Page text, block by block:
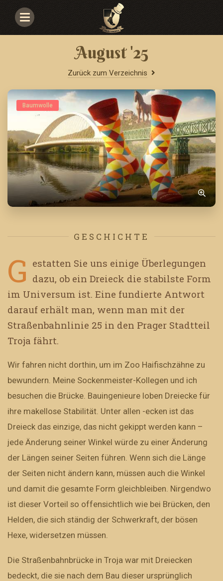
Navigace
August '25
Zurück zum Verzeichnis
Baumwolle
GESCHICHTE
G estatten Sie uns einige Überlegungen
dazu, ob ein Dreieck die stabilste Form
im Universum ist. Eine fundierte Antwort
darauf erhält man, wenn man mit der
Straßenbahnlinie 25 in den Prager Stadtteil
Troja fährt.
Wir fahren nicht dorthin, um im Zoo Haifischzähne zu
bewundern. Meine Sockenmeister-Kollegen und ich
besuchen die Brücke. Bauingenieure loben Dreiecke für
ihre makellose Stabilität. Unter allen -ecken ist das
Dreieck das einzige, das nicht gekippt werden kann –
jede Änderung seiner Winkel würde zu einer Änderung
der Längen seiner Seiten führen. Wenn sich die Länge
der Seiten nicht ändern kann, müssen auch die Winkel
und damit die gesamte Form gleichbleiben. Nirgendwo
ist dieser Vorteil so offensichtlich wie bei Brücken, den
Helden, die sich ständig der Schwerkraft, der bösen
Hexe, widersetzen müssen.
Die Straßenbahnbrücke in Troja war mit Dreiecken
bedeckt, die sie nach dem Bau dieser ursprünglich